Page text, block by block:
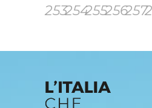
253254255256257